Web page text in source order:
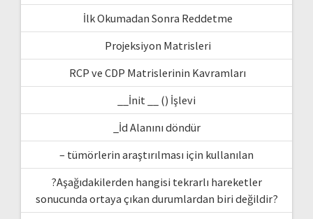
İlk Okumadan Sonra Reddetme
Projeksiyon Matrisleri
RCP ve CDP Matrislerinin Kavramları
__İnit __ () İşlevi
_İd Alanını döndür
– tümörlerin araştırılması için kullanılan
?Aşağıdakilerden hangisi tekrarlı hareketler
sonucunda ortaya çıkan durumlardan biri değildir?